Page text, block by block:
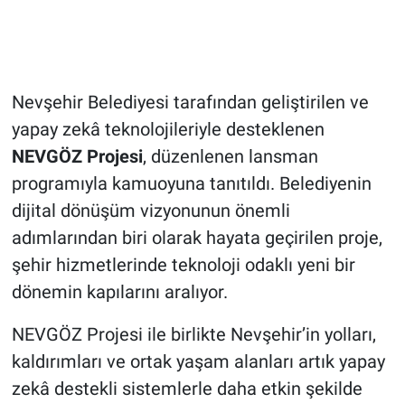
Nevşehir Belediyesi tarafından geliştirilen ve
yapay zekâ teknolojileriyle desteklenen
NEVGÖZ Projesi, düzenlenen lansman
programıyla kamuoyuna tanıtıldı. Belediyenin
dijital dönüşüm vizyonunun önemli
adımlarından biri olarak hayata geçirilen proje,
şehir hizmetlerinde teknoloji odaklı yeni bir
dönemin kapılarını aralıyor.
NEVGÖZ Projesi ile birlikte Nevşehir’in yolları,
kaldırımları ve ortak yaşam alanları artık yapay
zekâ destekli sistemlerle daha etkin şekilde
Kayseri
Niğde
Aksaray
Kırşehir
Yerel
Genel
Asayiş